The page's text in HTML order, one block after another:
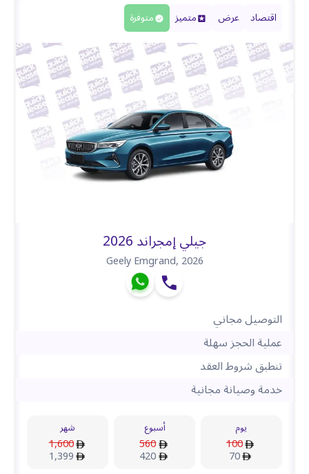
اقتصاد عرض متميز متوفرة
جيلي إمجراند 2026
Geely Emgrand,2026
التوصيل مجاني
عملية الحجز سهلة
تنطبق شروط العقد
خدمة وصيانة مجانية
يوم
100
70
أسبوع
560
420
شهر
1,600
1,399